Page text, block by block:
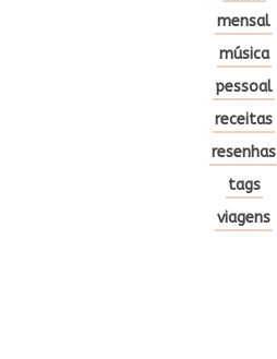
mensal
música
pessoal
receitas
resenhas
tags
viagens